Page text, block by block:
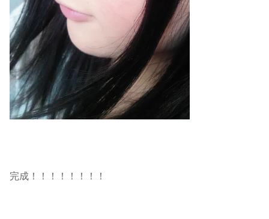
完成！！！！！！！！